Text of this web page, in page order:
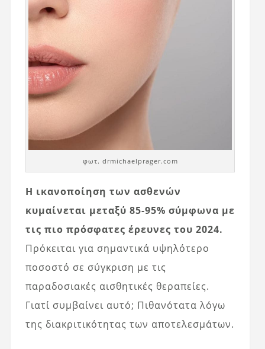
φωτ. drmichaelprager.com
Η ικανοποίηση των ασθενών
κυμαίνεται μεταξύ 85-95% σύμφωνα με
τις πιο πρόσφατες έρευνες του 2024.
Πρόκειται για σημαντικά υψηλότερο
ποσοστό σε σύγκριση με τις
παραδοσιακές αισθητικές θεραπείες.
Γιατί συμβαίνει αυτό; Πιθανότατα λόγω
της διακριτικότητας των αποτελεσμάτων.